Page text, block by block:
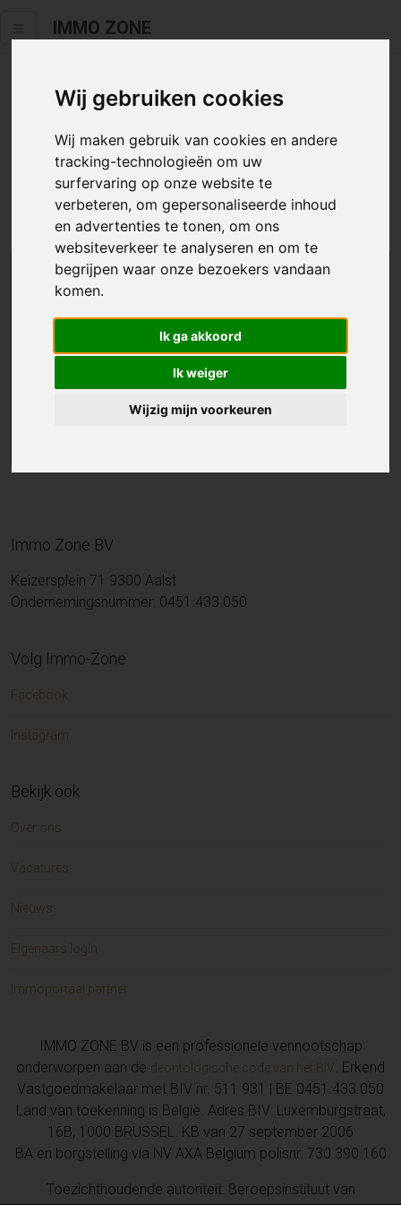
Wij gebruiken cookies
Wij maken gebruik van cookies en andere
tracking-technologieën om uw
surfervaring op onze website te
verbeteren, om gepersonaliseerde inhoud
en advertenties te tonen, om ons
websiteverkeer te analyseren en om te
begrijpen waar onze bezoekers vandaan
komen.
Ik ga akkoord
Ik weiger
Wijzig mijn voorkeuren
IMMO ZONE
Helaas staat dit zoekertje niet
meer online.
Neem zeker een kijkje in ons aanbod te koop
We helpen u graag zoeken
Maak hier een zoekprofiel aan en we houden u op
de hoogte van passend aanbod.
Immo Zone BV
Keizersplein 71 9300 Aalst
Ondernemingsnummer: 0451.433.050
Volg Immo-Zone
Facebook
Instagram
Bekijk ook
Over ons
Vacatures
Nieuws
Eigenaars login
Immoportaal partner
IMMO ZONE BV is een professionele vennootschap
onderworpen aan de deontologische code van het BIV. Erkend
Vastgoedmakelaar met BIV nr. 511 931 | BE 0451.433.050
Land van toekenning is België. Adres BIV: Luxemburgstraat,
16B, 1000 BRUSSEL. KB van 27 september 2006
BA en borgstelling via NV AXA Belgium polisnr. 730.390.160
Toezichthoudende autoriteit: Beroepsinstituut van